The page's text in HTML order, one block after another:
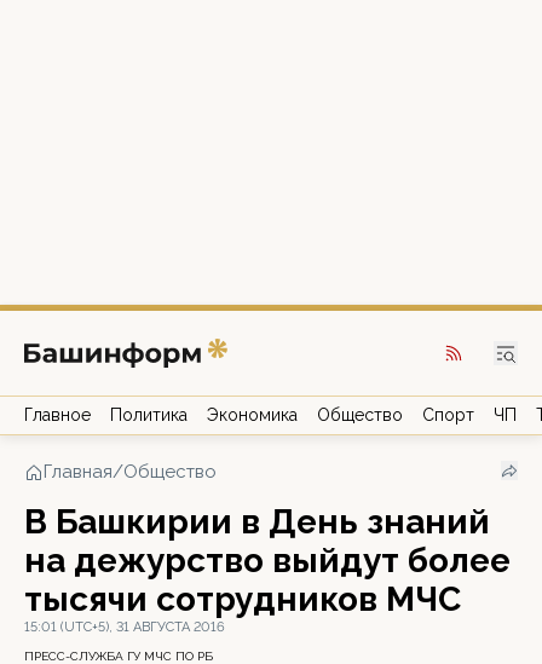
Главное Политика Экономика Общество Спорт ЧП
Главная/Общество
В Башкирии в День знаний
на дежурство выйдут более
тысячи сотрудников МЧС
15:01 (UTC+5), 31 АВГУСТА 2016
ПРЕСС-СЛУЖБА ГУ МЧС ПО РБ